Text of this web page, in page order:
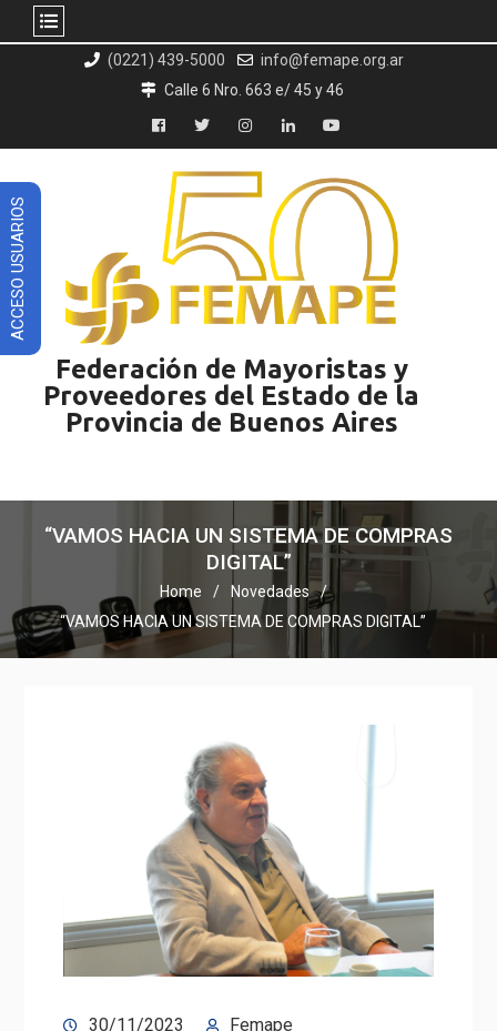
(0221) 439-5000
info@femape.org.ar
Calle 6 Nro. 663 e/ 45 y 46
Facebook
TwitterInstagramLinkedInYouTube
Federación de Mayoristas y
Proveedores del Estado de la
Provincia de Buenos Aires
“VAMOS HACIA UN SISTEMA DE COMPRAS
DIGITAL”
Home
Novedades
“VAMOS HACIA UN SISTEMA DE COMPRAS DIGITAL”
30/11/2023 Femape
ACCESO USUARIOS